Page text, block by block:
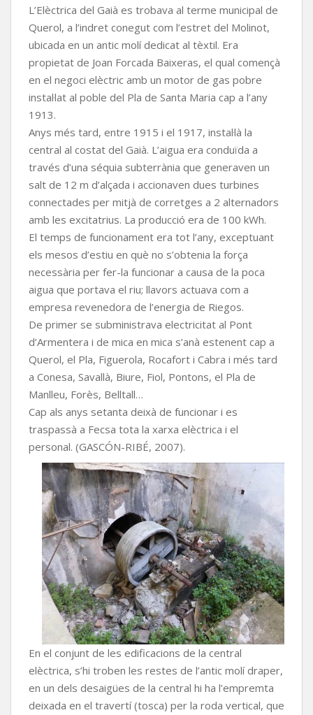
L’Elèctrica del Gaià es trobava al terme municipal de
Querol, a l’indret conegut com l’estret del Molinot,
ubicada en un antic molí dedicat al tèxtil. Era
propietat de Joan Forcada Baixeras, el qual començà
en el negoci elèctric amb un motor de gas pobre
instal·lat al poble del Pla de Santa Maria cap a l’any
1913.
Anys més tard, entre 1915 i el 1917, instal·là la
central al costat del Gaià. L’aigua era conduïda a
través d’una séquia subterrània que generaven un
salt de 12 m d’alçada i accionaven dues turbines
connectades per mitjà de corretges a 2 alternadors
amb les excitatrius. La producció era de 100 kWh.
El temps de funcionament era tot l’any, exceptuant
els mesos d’estiu en què no s’obtenia la força
necessària per fer-la funcionar a causa de la poca
aigua que portava el riu; llavors actuava com a
empresa revenedora de l’energia de Riegos.
De primer se subministrava electricitat al Pont
d’Armentera i de mica en mica s’anà estenent cap a
Querol, el Pla, Figuerola, Rocafort i Cabra i més tard
a Conesa, Savallà, Biure, Fiol, Pontons, el Pla de
Manlleu, Forès, Belltall…
Cap als anys setanta deixà de funcionar i es
traspassà a Fecsa tota la xarxa elèctrica i el
personal. (GASCÓN-RIBÉ, 2007).
En el conjunt de les edificacions de la central
elèctrica, s’hi troben les restes de l’antic molí draper,
en un dels desaigües de la central hi ha l’empremta
deixada en el travertí (tosca) per la roda vertical, que